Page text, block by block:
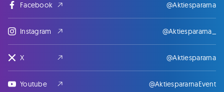
Facebook @Aktiespararna
Instagram @Aktiespararna_
X @Aktiespararna
Youtube @AktiespararnaEvent